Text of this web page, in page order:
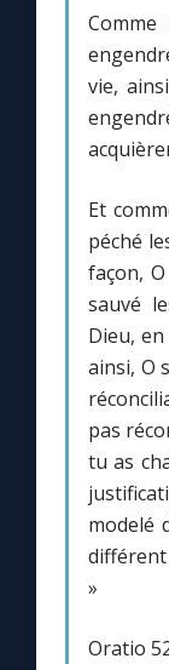
vie,
Et
péché
façon,
sauvé
Dieu,
ainsi, O
pas
tu as
modelé
»
Oratio